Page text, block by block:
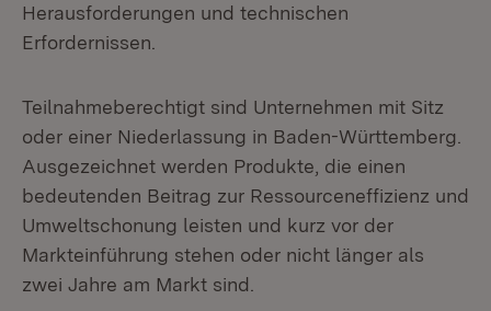
Herausforderungen und technischen
Erfordernissen.
Teilnahmeberechtigt sind Unternehmen mit Sitz
oder einer Niederlassung in Baden-Württemberg.
Ausgezeichnet werden Produkte, die einen
bedeutenden Beitrag zur Ressourceneffizienz und
Umweltschonung leisten und kurz vor der
Markteinführung stehen oder nicht länger als
zwei Jahre am Markt sind.